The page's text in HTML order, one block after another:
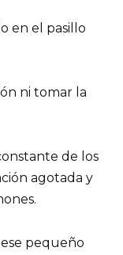
en el pasillo
ni tomar la
de los
agotada y
pequeño